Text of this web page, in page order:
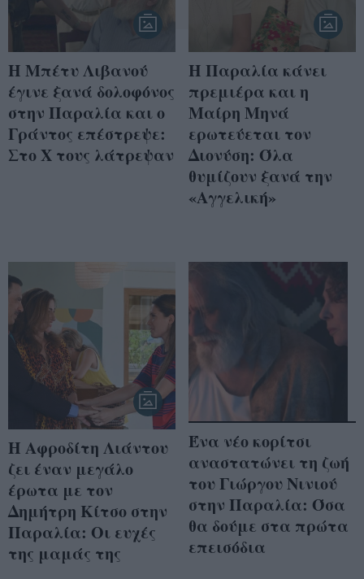
Η Μπέτυ Λιβανού
έγινε ξανά δολοφόνος
στην Παραλία και ο
Γράντος επέστρεψε:
Στο Χ τους λάτρεψαν
Η Παραλία κάνει
πρεμιέρα και η
Μαίρη Μηνά
ερωτεύεται τον
Διονύση: Όλα
θυμίζουν ξανά την
«Αγγελική»
Η Αφροδίτη Λιάντου
ζει έναν μεγάλο
έρωτα με τον
Δημήτρη Κίτσο στην
Παραλία: Οι ευχές
της μαμάς της
Ένα νέο κορίτσι
αναστατώνει τη ζωή
του Γιώργου Νινιού
στην Παραλία: Όσα
θα δούμε στα πρώτα
επεισόδια